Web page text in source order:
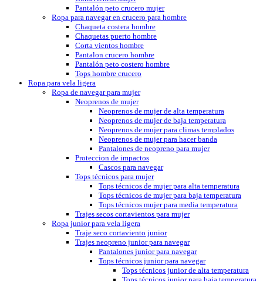
Pantalón peto crucero mujer
Ropa para navegar en crucero para hombre
Chaqueta costera hombre
Chaquetas puerto hombre
Corta vientos hombre
Pantalon crucero hombre
Pantalón peto costero hombre
Tops hombre crucero
Ropa para vela ligera
Ropa de navegar para mujer
Neoprenos de mujer
Neoprenos de mujer de alta temperatura
Neoprenos de mujer de baja temperatura
Neoprenos de mujer para climas templados
Neoprenos de mujer para hacer banda
Pantalones de neopreno para mujer
Proteccion de impactos
Cascos para navegar
Tops técnicos para mujer
Tops técnicos de mujer para alta temperatura
Tops técnicos de mujer para baja temperatura
Tops técnicos mujer para media temperatura
Trajes secos cortavientos para mujer
Ropa junior para vela ligera
Traje seco cortaviento junior
Trajes neopreno junior para navegar
Pantalones junior para navegar
Tops técnicos junior para navegar
Tops técnicos junior de alta temperatura